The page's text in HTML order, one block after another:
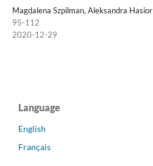
Magdalena Szpilman, Aleksandra Hasior
95-112
2020-12-29
Language
English
Français